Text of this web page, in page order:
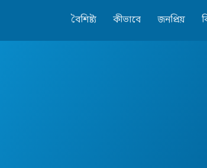
বৈশিষ্ট্য কীভাবে জনপ্রিয়